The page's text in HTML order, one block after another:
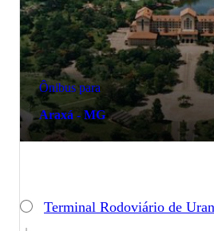
Ônibus para
Araxá - MG
Terminal Rodoviário de